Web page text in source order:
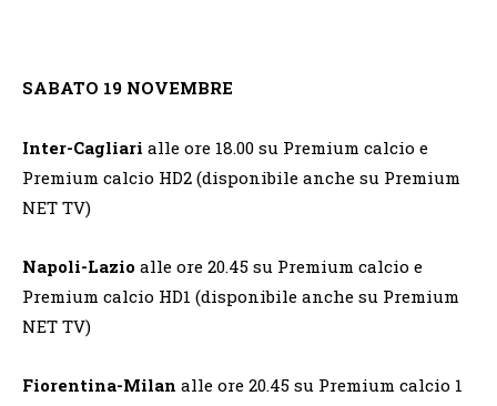
SABATO 19 NOVEMBRE
Inter-Cagliari alle ore 18.00 su Premium calcio e
Premium calcio HD2 (disponibile anche su Premium
NET TV)
Napoli-Lazio alle ore 20.45 su Premium calcio e
Premium calcio HD1 (disponibile anche su Premium
NET TV)
Fiorentina-Milan alle ore 20.45 su Premium calcio 1